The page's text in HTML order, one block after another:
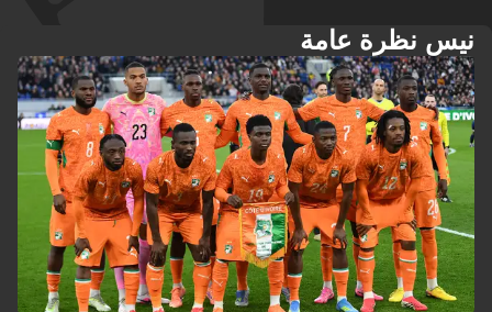
نيس نظرة عامة